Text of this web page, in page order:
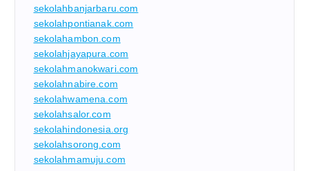
sekolahbanjarbaru.com
sekolahpontianak.com
sekolahambon.com
sekolahjayapura.com
sekolahmanokwari.com
sekolahnabire.com
sekolahwamena.com
sekolahsalor.com
sekolahindonesia.org
sekolahsorong.com
sekolahmamuju.com